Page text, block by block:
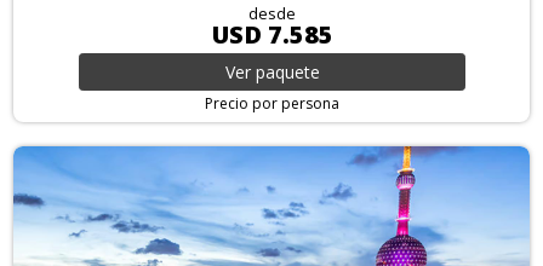
desde
USD 7.585
Ver paquete
Precio por persona